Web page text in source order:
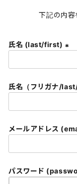
下記の内容
氏名 (last/first)
必
)
氏名（フリガナ/
メールアドレス
パスワード